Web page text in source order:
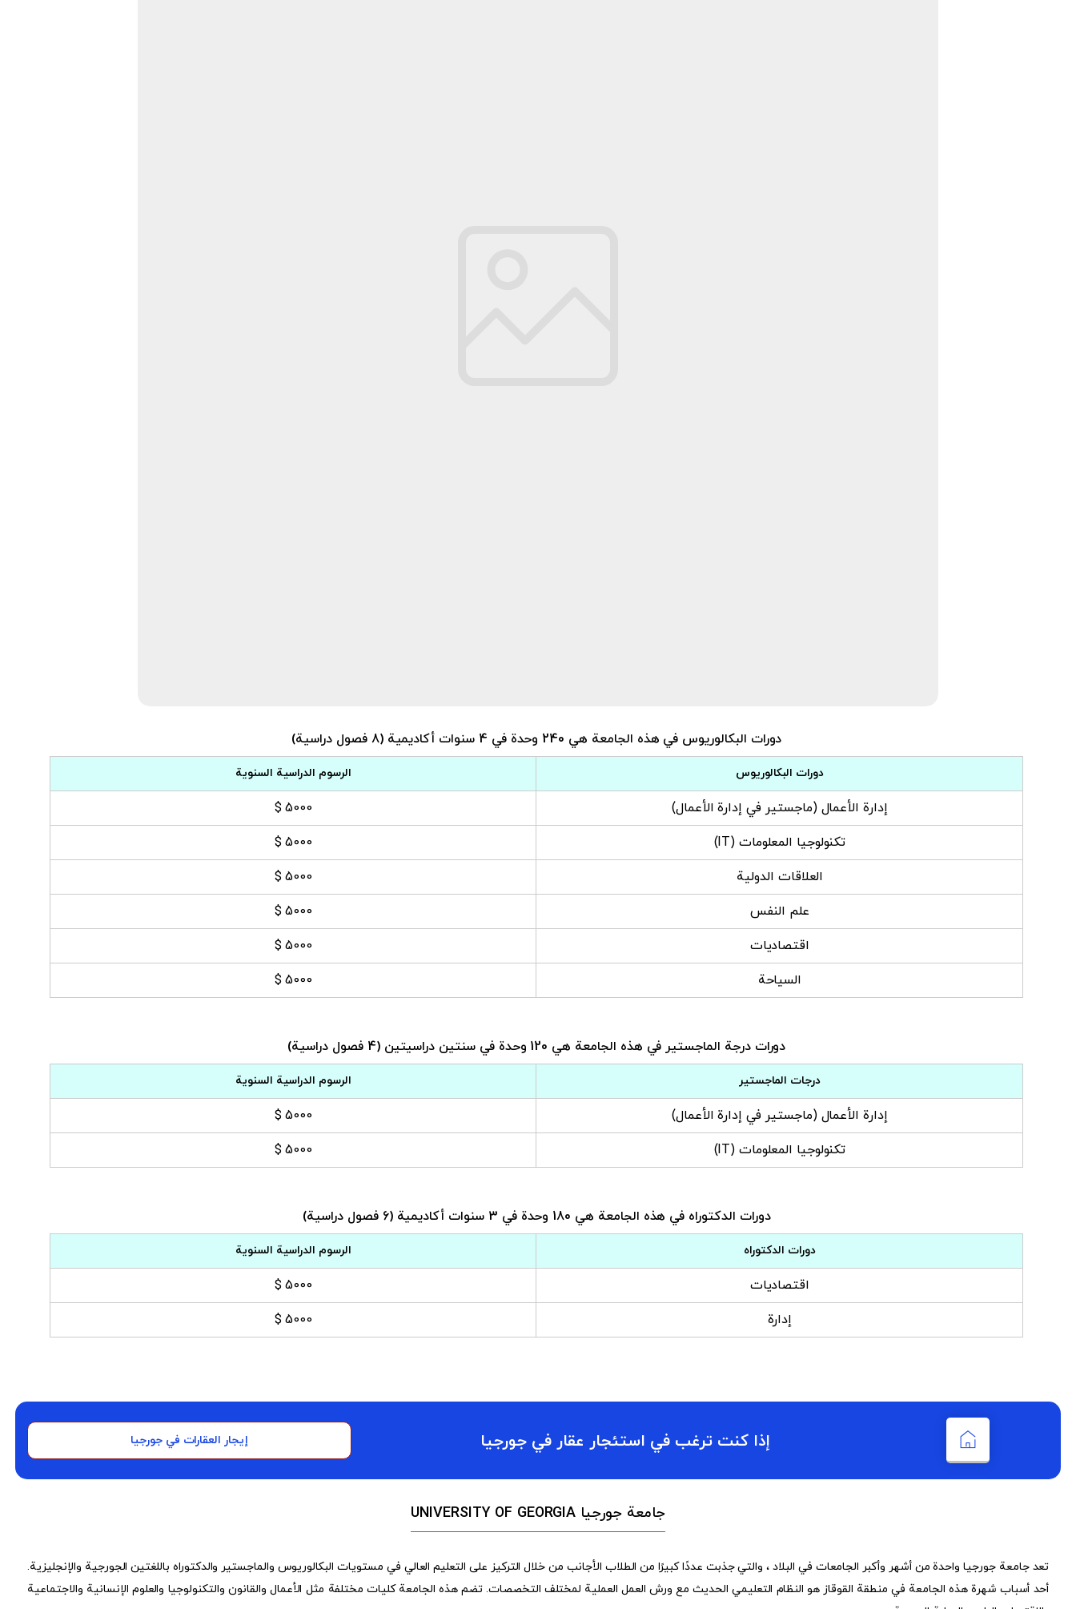
دورات البكالوريوس في هذه الجامعة هي 240 وحدة في 4 سنوات أكاديمية (8 فصول دراسية)
دورات البكالوريوس الرسوم الدراسية السنوية
إدارة الأعمال (ماجستير في إدارة الأعمال)
5000 $
تكنولوجيا المعلومات (IT)
5000 $
العلاقات الدولية
5000 $
علم النفس
5000 $
اقتصاديات
5000 $
السياحة
5000 $
دورات درجة الماجستير في هذه الجامعة هي 120 وحدة في سنتين دراسيتين (4 فصول دراسية)
درجات الماجستير الرسوم الدراسية السنوية
إدارة الأعمال (ماجستير في إدارة الأعمال)
5000 $
تكنولوجيا المعلومات (IT)
5000 $
دورات الدكتوراه في هذه الجامعة هي 180 وحدة في 3 سنوات أكاديمية (6 فصول دراسية)
دورات الدكتوراه الرسوم الدراسية السنوية
اقتصاديات
5000 $
إدارة
5000 $
إذا كنت ترغب في استئجار عقار في جورجيا إيجار العقارات في جورجيا
جامعة جورجيا UNIVERSITY OF GEORGIA
تعد جامعة جورجيا واحدة من أشهر وأكبر الجامعات في البلاد ، والتي جذبت عددًا كبيرًا من الطلاب الأجانب من خلال التركيز على التعليم العالي في مستويات البكالوريوس والماجستير والدكتوراه باللغتين الجورجية والإنجليزية.
أحد أسباب شهرة هذه الجامعة في منطقة القوقاز هو النظام التعليمي الحديث مع ورش العمل العملية لمختلف التخصصات. تضم هذه الجامعة كليات مختلفة مثل الأعمال والقانون والتكنولوجيا والعلوم الإنسانية والاجتماعية